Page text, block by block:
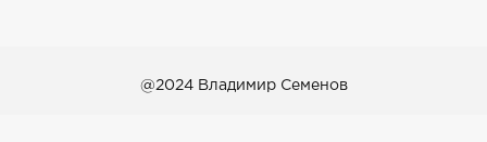
@2024 Владимир Семенов